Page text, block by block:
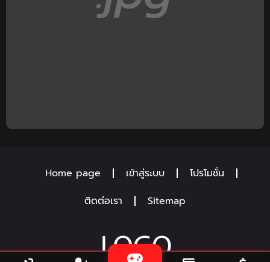
Home page เข้าสู่ระบบ
โปรโมชั่น
ติดต่อเรา
Sitemap